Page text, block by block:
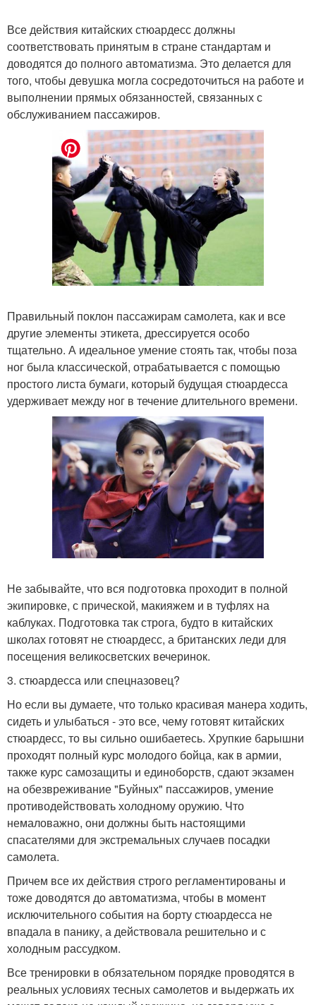
Все действия китайских стюардесс должны
соответствовать принятым в стране стандартам и
доводятся до полного автоматизма. Это делается для
того, чтобы девушка могла сосредоточиться на работе и
выполнении прямых обязанностей, связанных с
обслуживанием пассажиров.
Правильный поклон пассажирам самолета, как и все
другие элементы этикета, дрессируется особо
тщательно. А идеальное умение стоять так, чтобы поза
ног была классической, отрабатывается с помощью
простого листа бумаги, который будущая стюардесса
удерживает между ног в течение длительного времени.
Не забывайте, что вся подготовка проходит в полной
экипировке, с прической, макияжем и в туфлях на
каблуках. Подготовка так строга, будто в китайских
школах готовят не стюардесс, а британских леди для
посещения великосветских вечеринок.
3. стюардесса или спецназовец?
Но если вы думаете, что только красивая манера ходить,
сидеть и улыбаться - это все, чему готовят китайских
стюардесс, то вы сильно ошибаетесь. Хрупкие барышни
проходят полный курс молодого бойца, как в армии,
также курс самозащиты и единоборств, сдают экзамен
на обезвреживание "Буйных" пассажиров, умение
противодействовать холодному оружию. Что
немаловажно, они должны быть настоящими
спасателями для экстремальных случаев посадки
самолета.
Причем все их действия строго регламентированы и
тоже доводятся до автоматизма, чтобы в момент
исключительного события на борту стюардесса не
впадала в панику, а действовала решительно и с
холодным рассудком.
Все тренировки в обязательном порядке проводятся в
реальных условиях тесных самолетов и выдержать их